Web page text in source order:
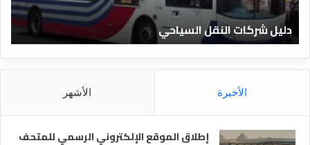
ق
ا
ل
ر
دليل الفنادق المصرية
ق
و
الأخيرة الأشهر
إطلاق الموقع الإلكتروني الرسمي للمتحف